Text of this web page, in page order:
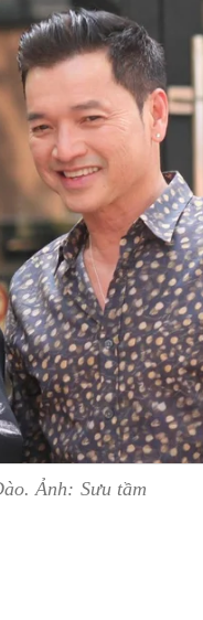
Ảnh: Sưu tầm